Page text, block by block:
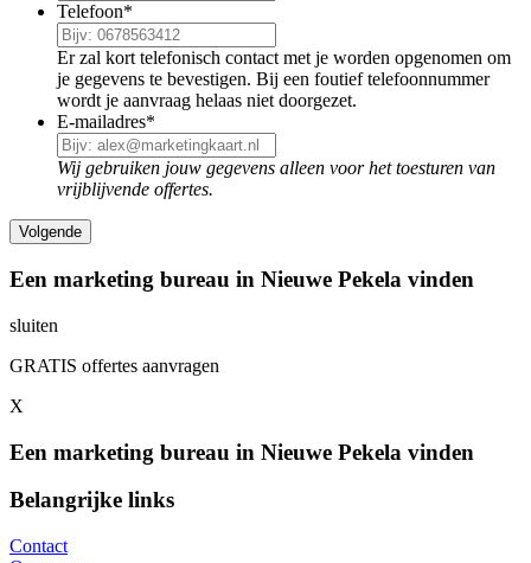
Telefoon*
Er zal kort telefonisch contact met je worden opgenomen om
je gegevens te bevestigen. Bij een foutief telefoonnummer
wordt je aanvraag helaas niet doorgezet.
E-mailadres*
Wij gebruiken jouw gegevens alleen voor het toesturen van
vrijblijvende offertes.
Een marketing bureau in Nieuwe Pekela vinden
sluiten
GRATIS offertes aanvragen
X
Een marketing bureau in Nieuwe Pekela vinden
Belangrijke links
Contact